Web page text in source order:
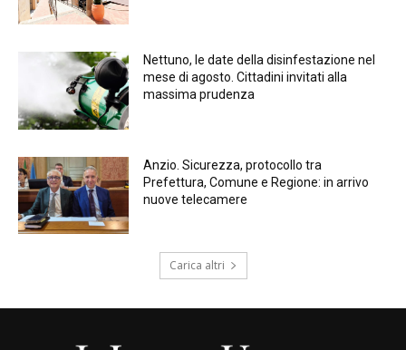
Nettuno, le date della disinfestazione nel
mese di agosto. Cittadini invitati alla
massima prudenza
Anzio. Sicurezza, protocollo tra
Prefettura, Comune e Regione: in arrivo
nuove telecamere
Carica altri